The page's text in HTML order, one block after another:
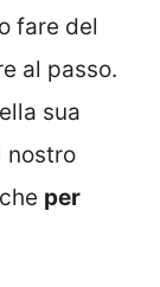
fare del
al passo.
sua
nostro
per